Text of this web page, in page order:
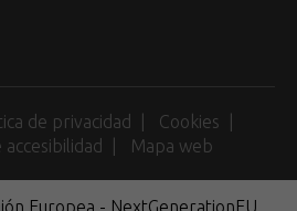
de privacidad
Cookies
Mapa web
Europea - NextGenerationEU